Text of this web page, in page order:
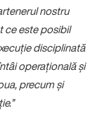
nostru
ce este posibil
disciplinată
operațională și
precum și